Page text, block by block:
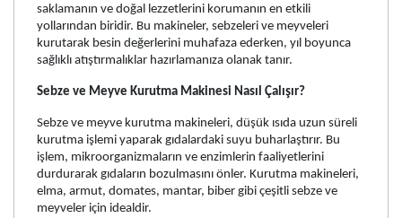
saklamanın ve doğal lezzetlerini korumanın en etkili
yollarından biridir. Bu makineler, sebzeleri ve meyveleri
kurutarak besin değerlerini muhafaza ederken, yıl boyunca
sağlıklı atıştırmalıklar hazırlamanıza olanak tanır.
Sebze ve Meyve Kurutma Makinesi Nasıl Çalışır?
Sebze ve meyve kurutma makineleri, düşük ısıda uzun süreli
kurutma işlemi yaparak gıdalardaki suyu buharlaştırır. Bu
işlem, mikroorganizmaların ve enzimlerin faaliyetlerini
durdurarak gıdaların bozulmasını önler. Kurutma makineleri,
elma, armut, domates, mantar, biber gibi çeşitli sebze ve
meyveler için idealdir.